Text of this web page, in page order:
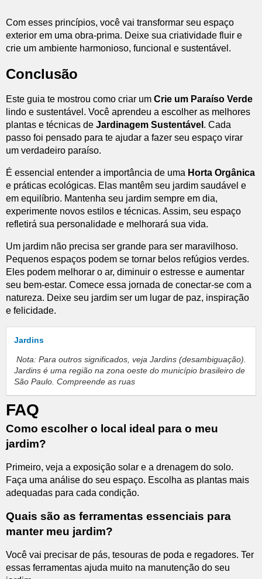
Com esses princípios, você vai transformar seu espaço
exterior em uma obra-prima. Deixe sua criatividade fluir e
crie um ambiente harmonioso, funcional e sustentável.
Conclusão
Este guia te mostrou como criar um Crie um Paraíso Verde
lindo e sustentável. Você aprendeu a escolher as melhores
plantas e técnicas de Jardinagem Sustentável . Cada
passo foi pensado para te ajudar a fazer seu espaço virar
um verdadeiro paraíso.
É essencial entender a importância de uma Horta Orgânica
e práticas ecológicas. Elas mantêm seu jardim saudável e
em equilíbrio. Mantenha seu jardim sempre em dia,
experimente novos estilos e técnicas. Assim, seu espaço
refletirá sua personalidade e melhorará sua vida.
Um jardim não precisa ser grande para ser maravilhoso.
Pequenos espaços podem se tornar belos refúgios verdes.
Eles podem melhorar o ar, diminuir o estresse e aumentar
seu bem-estar. Comece essa jornada de conectar-se com a
natureza. Deixe seu jardim ser um lugar de paz, inspiração
e felicidade.
Jardins
Nota: Para outros significados, veja Jardins (desambiguação).
Jardins é uma região na zona oeste do município brasileiro de
São Paulo. Compreende as ruas
FAQ
Como escolher o local ideal para o meu
jardim?
Primeiro, veja a exposição solar e a drenagem do solo.
Faça uma análise do seu espaço. Escolha as plantas mais
adequadas para cada condição.
Quais são as ferramentas essenciais para
manter meu jardim?
Você vai precisar de pás, tesouras de poda e regadores. Ter
essas ferramentas ajuda muito na manutenção do seu